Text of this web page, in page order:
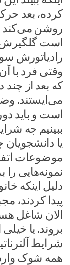
کرده، بعد
روشن می‌کند
است گلگیرش
رادیاتورش
وقتی فرد با
که بعد از چند
می‌ایستند.
است و باید
ببینیم چه
یا
موضوعات
نمونه‌هایی
دلیل اینکه
پیدا کردند،
الان شاغل
بروند. یا
شرایط
همه شوک